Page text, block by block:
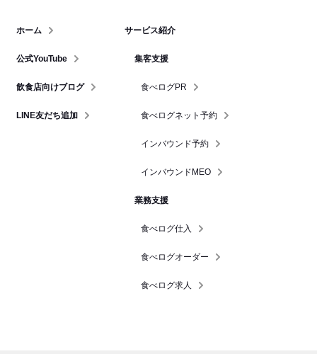
ホーム
公式YouTube
飲食店向けブログ
LINE友だち追加
サービス紹介
集客支援
食べログPR
食べログネット予約
インバウンド予約
インバウンドMEO
業務支援
食べログ仕入
食べログオーダー
食べログ求人